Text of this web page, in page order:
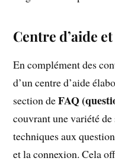
Centre d’aide
En complément des
d’un centre d’aide
section deFAQ
couvrant une variété
techniques aux
et la connexion. Cela